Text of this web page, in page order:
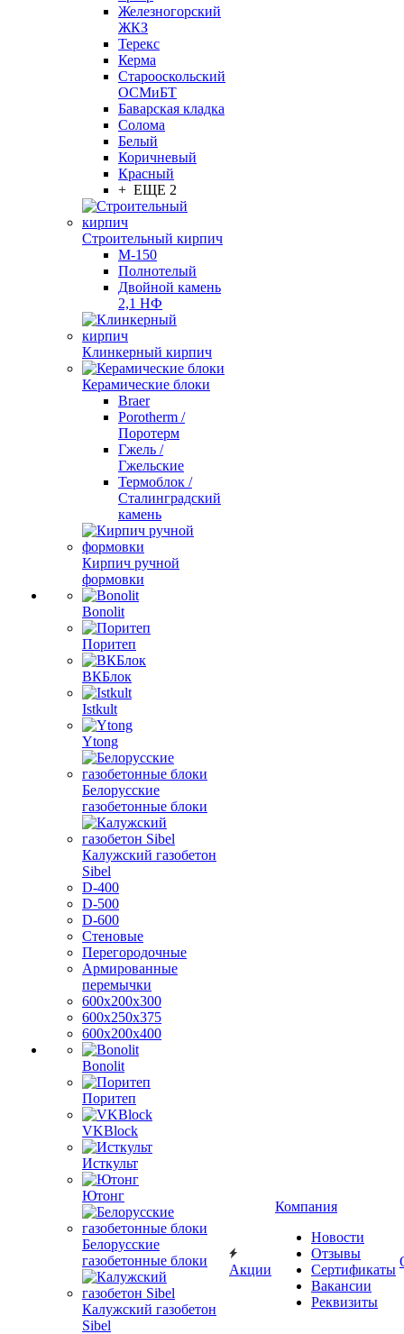
Железногорский
ЖКЗ
Терекс
Керма
Старооскольский
ОСМиБТ
Баварская кладка
Солома
Белый
Коричневый
Красный
+ ЕЩЕ 2
Строительный кирпич
М-150
Полнотелый
Двойной камень
2,1 НФ
Клинкерный кирпич
Керамические блоки
Braer
Porotherm /
Поротерм
Гжель /
Гжельские
Термоблок /
Сталинградский
камень
Кирпич ручной
формовки
Bonolit
Поритеп
ВКБлок
Istkult
Ytong
Белорусские
газобетонные блоки
Калужский газобетон
Sibel
D-400
D-500
D-600
Стеновые
Перегородочные
Армированные
перемычки
600х200х300
600х250х375
600х200х400
Bonolit
Поритеп
VKBlock
Исткульт
Ютонг
Белорусские
газобетонные блоки
Калужский газобетон
Sibel
Акции
Компания
Новости
Отзывы
Сертификаты
Вакансии
Реквизиты